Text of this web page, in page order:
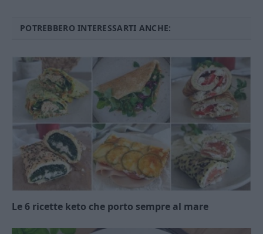
POTREBBERO INTERESSARTI ANCHE:
Le 6 ricette keto che porto sempre al mare